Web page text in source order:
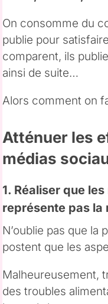
On consomme du
publie pour
comparent, ils
ainsi de suite…
Alors comment on
Atténuer les
médias
1. Réaliser que
représente pas la
N’oublie pas que la
postent que les
Malheureusement,
des troubles